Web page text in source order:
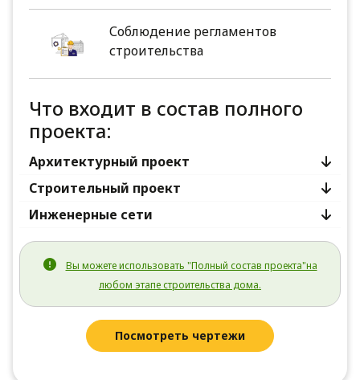
Соблюдение регламентов
строительства
Что входит в состав полного
проекта:
Архитектурный проект
Строительный проект
Инженерные сети
Вы можете использовать "Полный состав проекта"на
любом этапе строительства дома.
Посмотреть чертежи